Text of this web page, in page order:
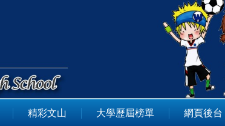
精彩文山 大學歷屆榜單 網頁後台